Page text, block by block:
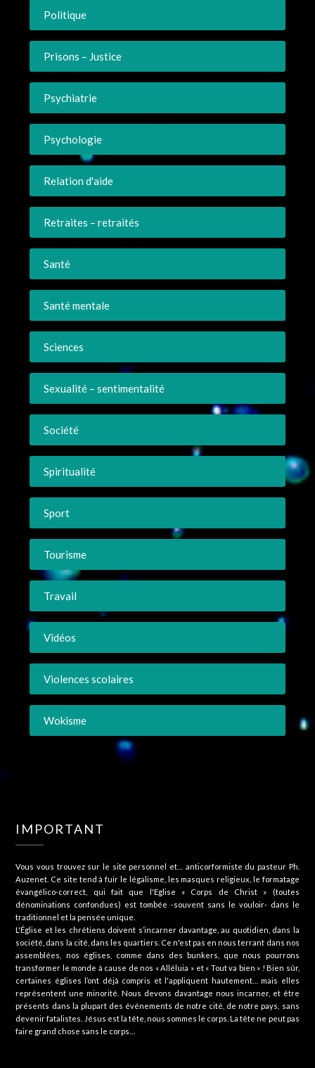
Politique
Prisons – Justice
Psychiatrie
Psychologie
Relation d'aide
Retraites – retraités
Santé
Santé mentale
Sciences
Sexualité – sentimentalité
Société
Spiritualité
Sport
Tourisme
Travail
Vidéos
Violences scolaires
Wokisme
IMPORTANT
Vous vous trouvez sur le site personnel et… anticorformiste du pasteur Ph.
Auzenet. Ce site tend à fuir le légalisme, les masques religieux, le formatage
évangélico-correct, qui fait que l'Eglise « Corps de Christ » (toutes
dénominations confondues) est tombée -souvent sans le vouloir- dans le
traditionnel et la pensée unique.
L'Église et les chrétiens doivent s’incarner davantage, au quotidien, dans la
société, dans la cité, dans les quartiers. Ce n'est pas en nous terrant dans nos
assemblées, nos églises, comme dans des bunkers, que nous pourrons
transformer le monde à cause de nos « Alléluia » et « Tout va bien » ! Bien sûr,
certaines églises l’ont déjà compris et l'appliquent hautement… mais elles
représentent une minorité. Nous devons davantage nous incarner, et être
présents dans la plupart des événements de notre cité, de notre pays, sans
devenir fatalistes. Jésus est la tête, nous sommes le corps. La tête ne peut pas
faire grand chose sans le corps…